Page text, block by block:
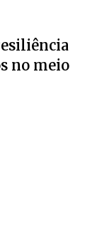
no meio